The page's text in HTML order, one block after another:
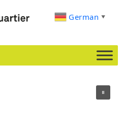
German ▼